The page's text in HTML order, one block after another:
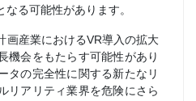
る可能性があります。
画産業におけるVR導入の拡大
機会をもたらす可能性があり
タの完全性に関する新たなリ
リアリティ業界を危険にさら